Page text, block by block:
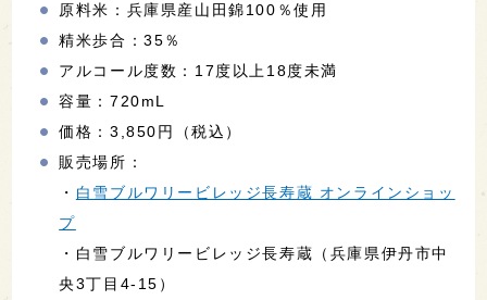
原料米：兵庫県産山田錦100％使用
精米歩合：35％
アルコール度数：17度以上18度未満
容量：720mL
価格：3,850円（税込）
販売場所：
・ 白雪ブルワリービレッジ長寿蔵 オンラインショッ
プ
・白雪ブルワリービレッジ長寿蔵（兵庫県伊丹市中
央3丁目4-15）